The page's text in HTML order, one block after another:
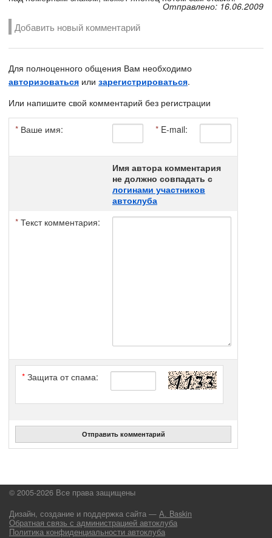
Отправлено: 16.06.2009
Добавить новый комментарий
Для полноценного общения Вам необходимо
авторизоваться или зарегистрироваться.
Или напишите свой комментарий без регистрации
* Ваше имя: * E-mail:
Имя автора комментария
не должно совпадать с
логинами участников
автоклуба
* Текст комментария:
* Защита от спама:
Отправить комментарий
© 2005-2026 Все права защищены
Дизайн, создание и поддержка сайта — А. Baskin
Обратная связь с администрацией автоклуба
Политика конфиденциальности автоклуба